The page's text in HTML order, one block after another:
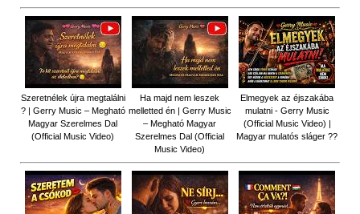
Szeretnélek újra megtalálni
? | Gerry Music – Megható
Magyar Szerelmes Dal
(Official Music Video)
Ha majd nem leszek
melletted én | Gerry Music
– Megható Magyar
Szerelmes Dal (Official
Music Video)
Elmegyek az éjszakába
mulatni - Gerry Music
(Official Music Video) |
Magyar mulatós sláger ??